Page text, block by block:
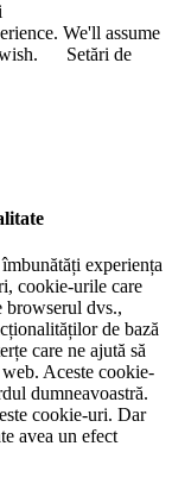
We'll assume
Setări de
experiența
cookie-urile care
browserul dvs.,
de bază
care ne ajută să
Aceste cookie-
dumneavoastră.
cookie-uri. Dar
avea un efect